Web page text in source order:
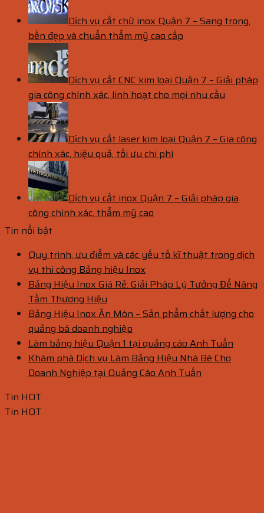
Dịch vụ cắt chữ inox Quận 7 – Sang trọng,
bền đẹp và chuẩn thẩm mỹ cao cấp
Dịch vụ cắt CNC kim loại Quận 7 – Giải pháp
gia công chính xác, linh hoạt cho mọi nhu cầu
Dịch vụ cắt laser kim loại Quận 7 – Gia công
chính xác, hiệu quả, tối ưu chi phí
Dịch vụ cắt inox Quận 7 – Giải pháp gia
công chính xác, thẩm mỹ cao
Tin nổi bật
Quy trình, ưu điểm và các yếu tố kĩ thuật trong dịch
vụ thi công Bảng hiệu Inox
Bảng Hiệu Inox Giá Rẻ: Giải Pháp Lý Tưởng Để Nâng
Tầm Thương Hiệu
Bảng Hiệu Inox Ăn Mòn – Sản phẩm chất lượng cho
quảng bá doanh nghiệp
Làm bảng hiệu Quận 1 tại quảng cáo Anh Tuấn
Khám phá Dịch vụ Làm Bảng Hiệu Nhà Bè Cho
Doanh Nghiệp tại Quảng Cáo Anh Tuấn
Tin HOT
Tin HOT